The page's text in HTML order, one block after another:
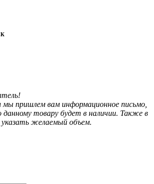
мы пришлем вам информационное письмо,
данному товару будет в наличии. Также в
желаемый объем.